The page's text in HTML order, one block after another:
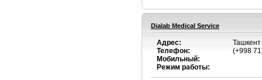
Dialab Medical Service
Адрес:
Телефон:
Мобильный:
Режим работы:
(+998